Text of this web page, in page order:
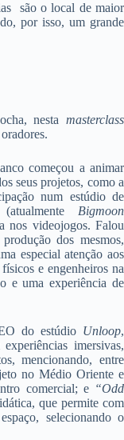
são o local de maior
por isso, um grande
nesta masterclass
começou a animar
seus projetos, como a
num estúdio de
Bigmoon
nos videojogos. Falou
dos mesmos,
especial atenção aos
e engenheiros na
e uma experiência de
do estúdio Unloop,
imersivas,
mencionando, entre
no Médio Oriente e
comercial; e “Odd
que permite com
selecionando o